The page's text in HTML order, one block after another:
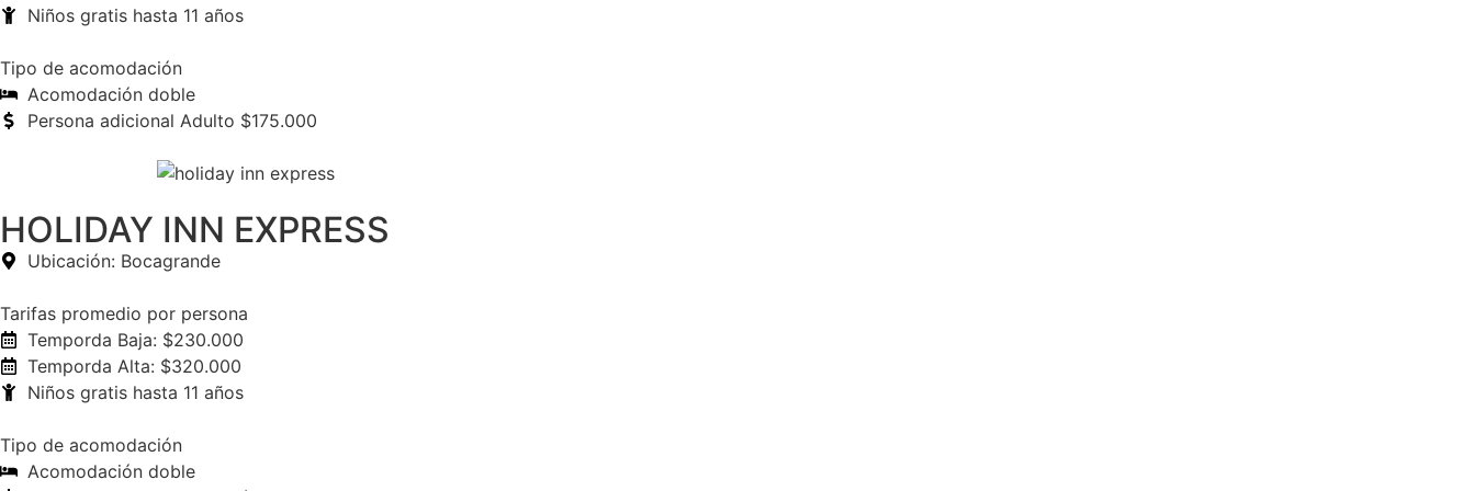
Niños gratis hasta 11 años
Tipo de acomodación
Acomodación doble
Persona adicional Adulto $175.000
HOLIDAY INN EXPRESS
Ubicación: Bocagrande
Tarifas promedio por persona
Temporda Baja: $230.000
Temporda Alta: $320.000
Niños gratis hasta 11 años
Tipo de acomodación
Acomodación doble